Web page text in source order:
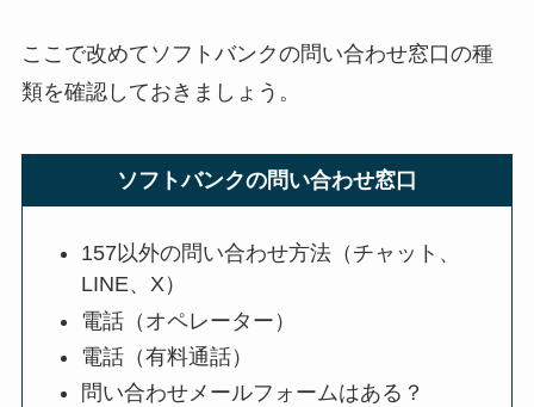
ここで改めてソフトバンクの問い合わせ窓口の種
類を確認しておきましょう。
ソフトバンクの問い合わせ窓口
157以外の問い合わせ方法（チャット、
LINE、X）
電話（オペレーター）
電話（有料通話）
問い合わせメールフォームはある？